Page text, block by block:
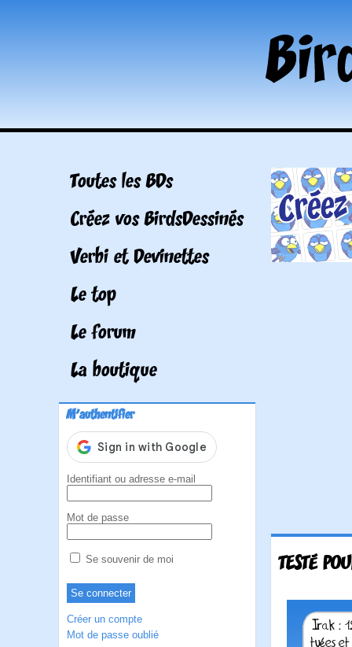
Toutes les BDs
Créez vos BirdsDessinés
Verbi et Devinettes
Le top
Le forum
La boutique
M'authentifier
Identifiant ou adresse e-mail
Mot de passe
Se souvenir de moi
Créer un compte
Mot de passe oublié
TESTÉ